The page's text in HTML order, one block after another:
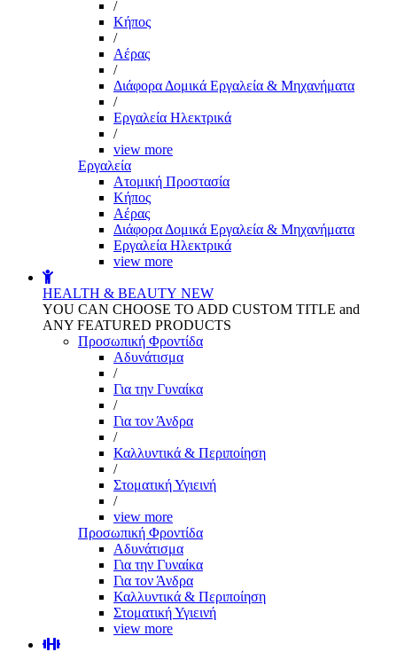
/
Kήπος
/
Αέρας
/
Διάφορα Δομικά Εργαλεία & Μηχανήματα
/
Εργαλεία Ηλεκτρικά
/
view more
Εργαλεία
Aτομική Προστασία
Kήπος
Αέρας
Διάφορα Δομικά Εργαλεία & Μηχανήματα
Εργαλεία Ηλεκτρικά
view more
HEALTH & BEAUTY NEW
YOU CAN CHOOSE TO ADD CUSTOM TITLE and
ANY FEATURED PRODUCTS
Προσωπική Φροντίδα
Αδυνάτισμα
/
Για την Γυναίκα
/
Για τον Άνδρα
/
Καλλυντικά & Περιποίηση
/
Στοματική Υγιεινή
/
view more
Προσωπική Φροντίδα
Αδυνάτισμα
Για την Γυναίκα
Για τον Άνδρα
Καλλυντικά & Περιποίηση
Στοματική Υγιεινή
view more